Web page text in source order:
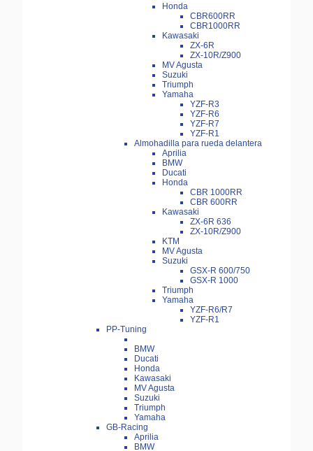
Honda
CBR600RR
CBR1000RR
Kawasaki
ZX-6R
ZX-10R/Z900
MV Agusta
Suzuki
Triumph
Yamaha
YZF-R3
YZF-R6
YZF-R7
YZF-R1
Almohadilla para rueda delantera
Aprilia
BMW
Ducati
Honda
CBR 1000RR
CBR 600RR
Kawasaki
ZX-6R 636
ZX-10R/Z900
KTM
MV Agusta
Suzuki
GSX-R 600/750
GSX-R 1000
Triumph
Yamaha
YZF-R6/R7
YZF-R1
PP-Tuning
BMW
Ducati
Honda
Kawasaki
MV Agusta
Suzuki
Triumph
Yamaha
GB-Racing
Aprilia
BMW